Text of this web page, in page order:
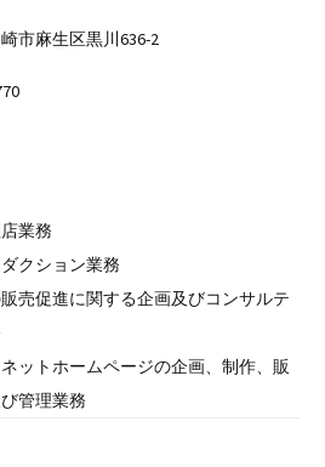
市麻生区黒川636-2
業務
クション業務
販売促進に関する企画及びコンサルテ
ネットホームページの企画、制作、販
管理業務